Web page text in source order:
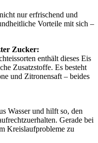
nur erfrischend und
Vorteile mit sich –
Zucker:
enthält dieses Eis
Zusatzstoffe. Es besteht
und Zitronensaft – beides
Wasser und hilft so, den
Gerade bei
Kreislaufprobleme zu